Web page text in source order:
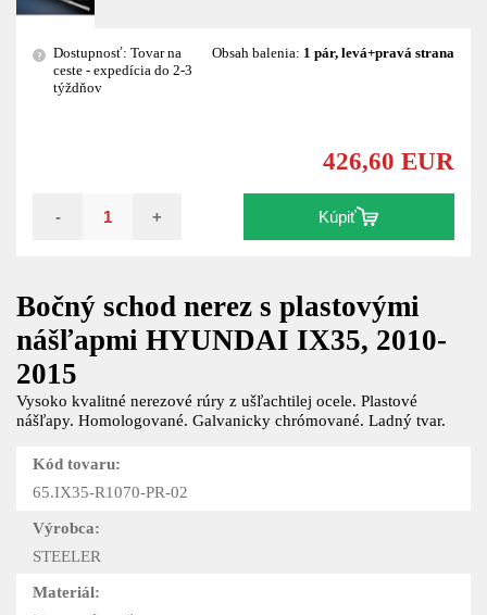
Bočný schod nerez s plastovými
nášľapmi HYUNDAI IX35, 2010-
2015
Vysoko kvalitné nerezové rúry z ušľachtilej ocele. Plastové
nášľapy. Homologované. Galvanicky chrómované. Ladný tvar.
Kód tovaru:
65.IX35-R1070-PR-02
Výrobca:
STEELER
Materiál:
?
Dostupnosť: Tovar na
ceste - expedícia do 2-3
týždňov
Obsah balenia: 1 pár, levá+pravá strana
426,60 EUR
- + Kúpiť